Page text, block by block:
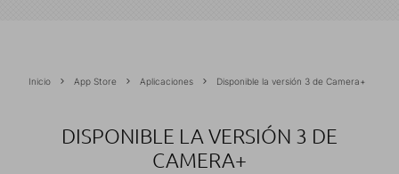
Inicio App Store Aplicaciones Disponible la versión 3 de Camera+
DISPONIBLE LA VERSIÓN 3 DE
CAMERA+